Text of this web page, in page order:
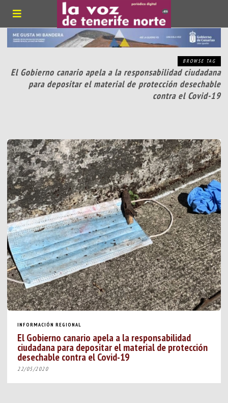
BROWSE TAG
El Gobierno canario apela a la responsabilidad ciudadana
para depositar el material de protección desechable
contra el Covid-19
INFORMACIÓN REGIONAL
El Gobierno canario apela a la responsabilidad
ciudadana para depositar el material de protección
desechable contra el Covid-19
22/05/2020